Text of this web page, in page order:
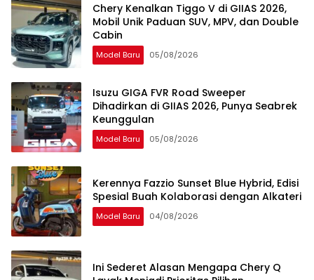
Chery Kenalkan Tiggo V di GIIAS 2026,
Mobil Unik Paduan SUV, MPV, dan Double
Cabin
Model Baru 05/08/2026
Isuzu GIGA FVR Road Sweeper
Dihadirkan di GIIAS 2026, Punya Seabrek
Keunggulan
Model Baru 05/08/2026
Kerennya Fazzio Sunset Blue Hybrid, Edisi
Spesial Buah Kolaborasi dengan Alkateri
Model Baru 04/08/2026
Ini Sederet Alasan Mengapa Chery Q